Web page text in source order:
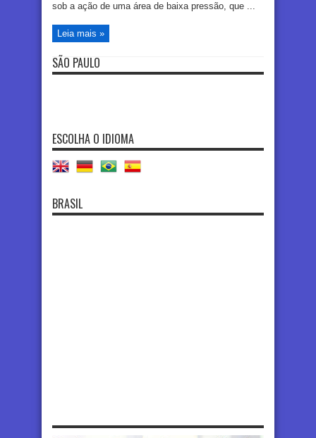
sob a ação de uma área de baixa pressão, que ...
Leia mais »
SÃO PAULO
ESCOLHA O IDIOMA
BRASIL